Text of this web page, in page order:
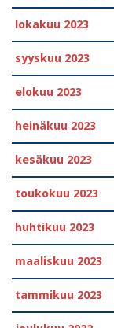
lokakuu 2023
syyskuu 2023
elokuu 2023
heinäkuu 2023
kesäkuu 2023
toukokuu 2023
huhtikuu 2023
maaliskuu 2023
tammikuu 2023